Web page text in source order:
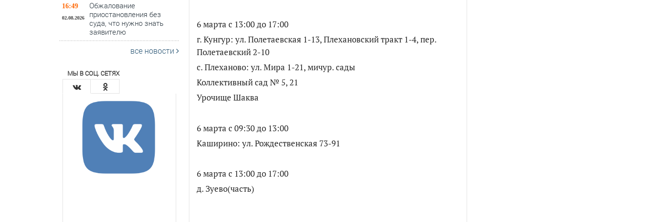
16:49
02.08.2026
Обжалование
приостановления без
суда, что нужно знать
заявителю
все новости
МЫ В СОЦ. СЕТЯХ
6 марта с 13:00 до 17:00
г. Кунгур: ул. Полетаевская 1-13, Плехановский тракт 1-4, пер.
Полетаевский 2-10
с. Плеханово: ул. Мира 1-21, мичур. сады
Коллективный сад № 5, 21
Урочище Шаква
6 марта с 09:30 до 13:00
Каширино: ул. Рождественская 73-91
6 марта с 13:00 до 17:00
д. Зуево(часть)